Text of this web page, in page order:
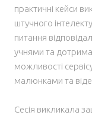
практичні кейси
штучного
питання
учнями та
можливості
малюнками та
Сесія викликала